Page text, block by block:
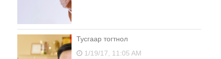
Тусгаар тогтнол
1/19/17, 11:05 AM